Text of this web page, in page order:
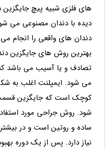
های فلزی شبیه پیچ
دیده با دندان مصنوعی می
دندان های واقعی را انجام
بهترین روش های جایگزین
تصادف و یا آسیب می باشد
می شود. ایمپلنت اغلب به
کوچک است که جایگزین
شود. روش جراحی مورد
ساده و روتین است و در
نیاز دارد. پس از یک دوره